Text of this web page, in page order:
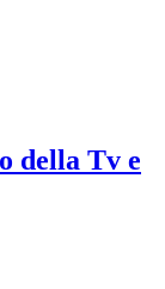
della Tv e